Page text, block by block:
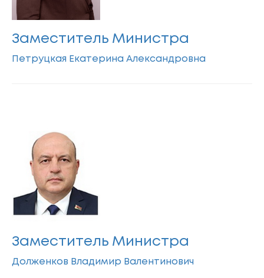
Заместитель Министра
Петруцкая Екатерина Александровна
Заместитель Министра
Долженков Владимир Валентинович